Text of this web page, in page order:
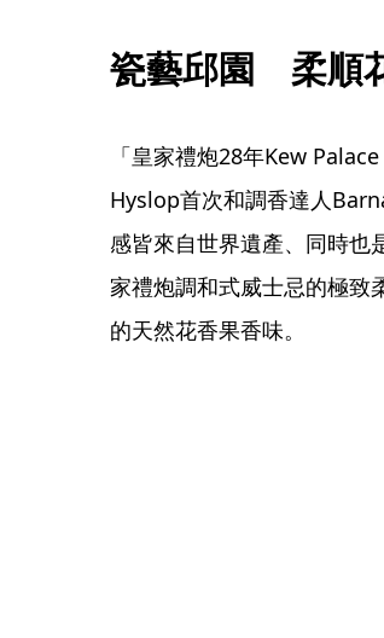
瓷藝邱園　柔順
「皇家禮炮28年Kew
Hyslop首次和調香達人
感皆來自世界遺產、同時
家禮炮調和式威士忌的極致
的天然花香果香味。